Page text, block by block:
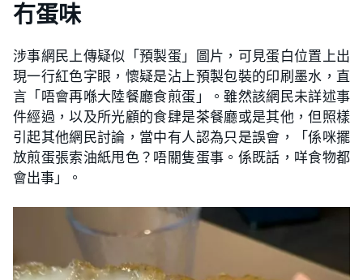
冇蛋味
涉事網民上傳疑似「預製蛋」圖片，可見蛋白位置上出
現一行紅色字眼，懷疑是沾上預製包裝的印刷墨水，直
言「唔會再喺大陸餐廳食煎蛋」。雖然該網民未詳述事
件經過，以及所光顧的食肆是茶餐廳或是其他，但照樣
引起其他網民討論，當中有人認為只是誤會，「係咪擺
放煎蛋張索油紙甩色？唔關隻蛋事。係既話，咩食物都
會出事」。